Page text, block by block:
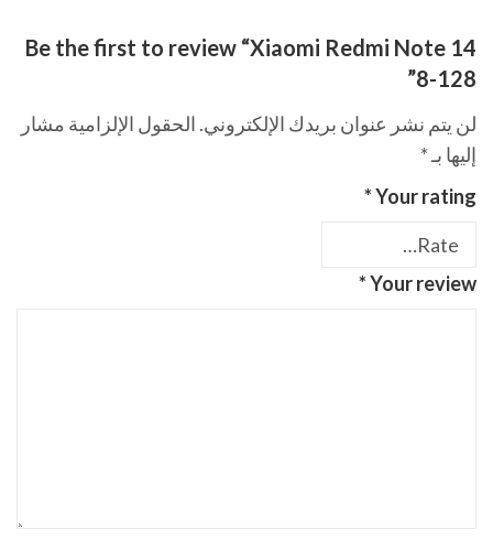
Be the first to review “Xiaomi Redmi Note 14
8-128”
لن يتم نشر عنوان بريدك الإلكتروني. الحقول الإلزامية مشار
إليها بـ*
Your rating
*
Your review
*